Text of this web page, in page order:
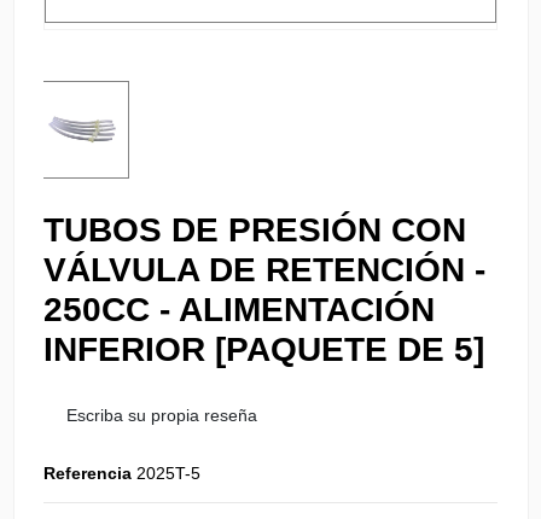
TUBOS DE PRESIÓN CON
VÁLVULA DE RETENCIÓN -
250CC - ALIMENTACIÓN
INFERIOR [PAQUETE DE 5]
Escriba su propia reseña
Referencia 2025T-5